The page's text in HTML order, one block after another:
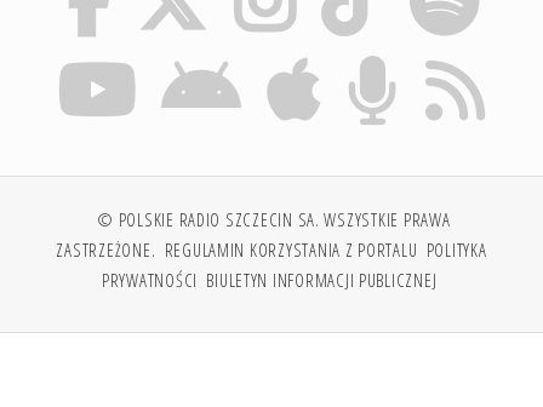
© POLSKIE RADIO SZCZECIN SA. WSZYSTKIE PRAWA
ZASTRZEŻONE. REGULAMIN KORZYSTANIA Z PORTALU POLITYKA
PRYWATNOŚCI BIULETYN INFORMACJI PUBLICZNEJ